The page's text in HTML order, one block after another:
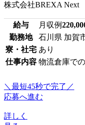
株式会社BREXA Next
給与 月収例
勤務地
石川県 加賀
寮・社宅 あり
仕事内容 物流倉庫で
＼最短45秒で完了／
応募へ進む
詳しく